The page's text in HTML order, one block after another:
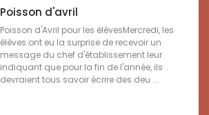
Poisson d'avril
Poisson d'Avril pour les élèvesMercredi, les
élèves ont eu la surprise de recevoir un
message du chef d'établissement leur
indiquant que pour la fin de l'année, ils
devraient tous savoir écrire des deu ...